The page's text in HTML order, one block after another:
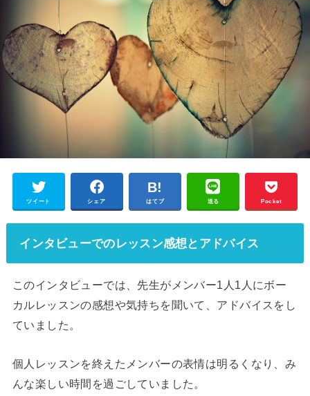
ツイート シェア はてブ 送る Pocket
インタビューでのレッスン感想とアドバイス
このインタビューでは、先生がメンバー1人1人にボー
カルレッスンの感想や気持ちを聞いて、アドバイスをし
ていました。
個人レッスンを終えたメンバーの表情は明るくなり、み
んな楽しい時間を過ごしていました。